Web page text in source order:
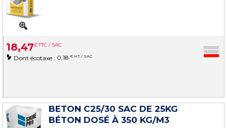
18,47€TTC / SAC
Dont écotaxe : 0,18 € HT / SAC
BETON C25/30 SAC DE 25KG
BÉTON DOSÉ À 350 KG/M3